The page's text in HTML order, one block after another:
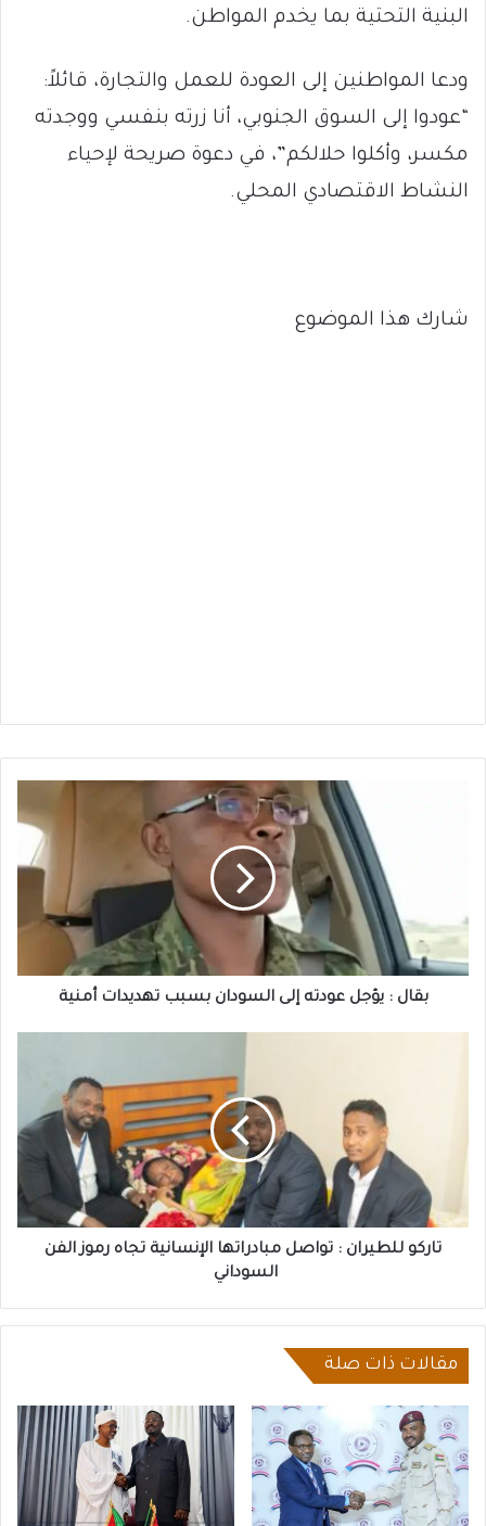
البنية التحتية بما يخدم المواطن.
ودعا المواطنين إلى العودة للعمل والتجارة، قائلاً:
“عودوا إلى السوق الجنوبي، أنا زرته بنفسي ووجدته
مكسر، وأكلوا حلالكم”، في دعوة صريحة لإحياء
النشاط الاقتصادي المحلي.
شارك هذا الموضوع
بسبب
تهديدات
أمنية
بقال : يؤجل عودته إلى السودان بسبب تهديدات أمنية
الفن
السوداني
تاركو للطيران : تواصل مبادراتها الإنسانية تجاه رموز الفن
السوداني
مقالات ذات صلة